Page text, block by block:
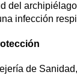
del
infección
de